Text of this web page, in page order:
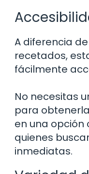
A diferencia
recetados,
fácilmente
No necesitas
para
en una opción
quienes
inmediatas.